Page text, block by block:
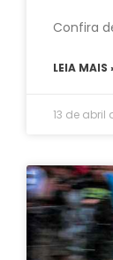
Confira
LEIA MAIS
13 de abril